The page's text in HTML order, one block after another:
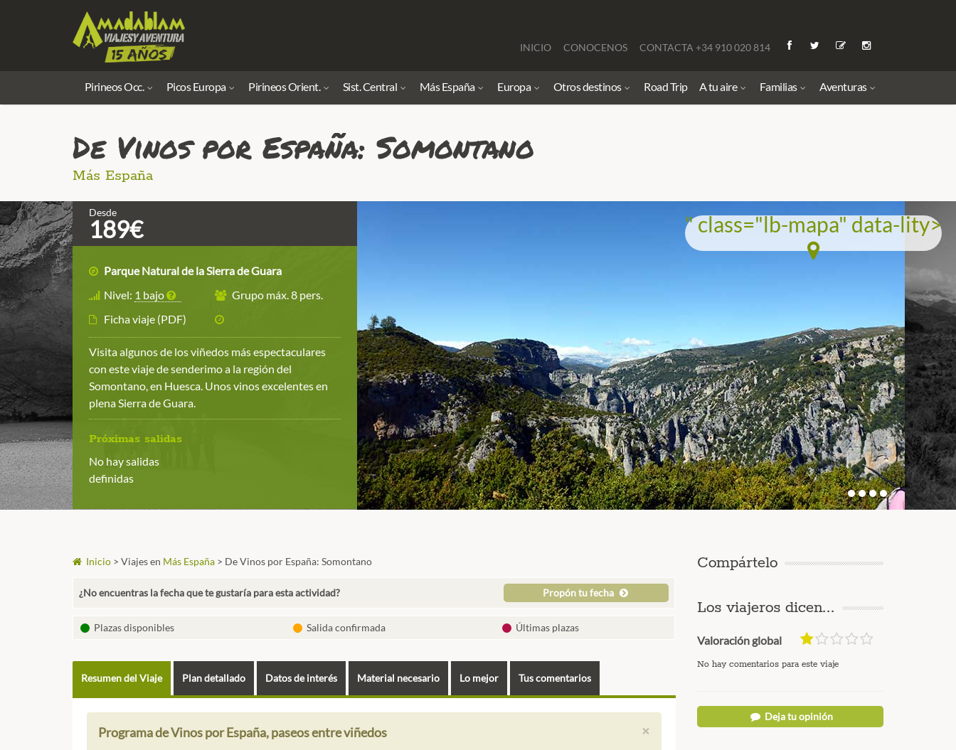
INICIO CONOCENOS CONTACTA +34 910 020 814
Pirineos Occ. Picos Europa Pirineos Orient. Sist. Central Más España Europa Otros destinos Road Trip A tu aire Familias Aventuras
De Vinos por España: Somontano
Más España
" class="lb-mapa" data-lity>
Desde
189€
Parque Natural de la Sierra de Guara
Nivel: 1 bajo
Grupo máx. 8 pers.
Ficha viaje (PDF)
Visita algunos de los viñedos más espectaculares
con este viaje de senderimo a la región del
Somontano, en Huesca. Unos vinos excelentes en
plena Sierra de Guara.
Próximas salidas
No hay salidas
definidas
Inicio > Viajes en Más España > De Vinos por España: Somontano
¿No encuentras la fecha que te gustaría para esta actividad? Propón tu fecha
Plazas disponibles Salida confirmada Últimas plazas
Resumen del Viaje Plan detallado Datos de interés Material necesario Lo mejor Tus comentarios
×
Programa de Vinos por España, paseos entre viñedos
Compártelo
Los viajeros dicen...
Valoración global
No hay comentarios para este viaje
Deja tu opinión